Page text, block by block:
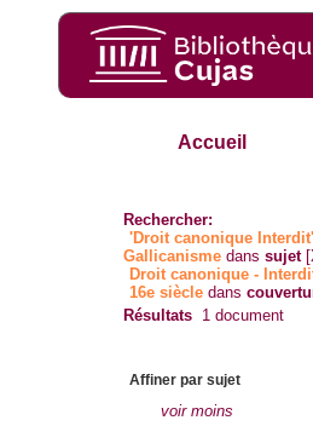
Accueil
Rechercher:
'Droit canonique Interdit'
Gallicanisme danssujet
Droit canonique -
16e siècle dans
Résultats 1 document
Affiner par sujet
voir moins